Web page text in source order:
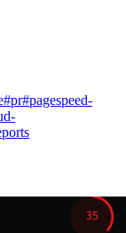
#pr#pagespeed-